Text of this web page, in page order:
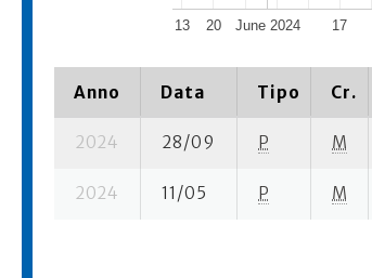
June 2024
13 20 17
Anno Data Tipo Cr.
2024 28/09 P M
2024 11/05 P M